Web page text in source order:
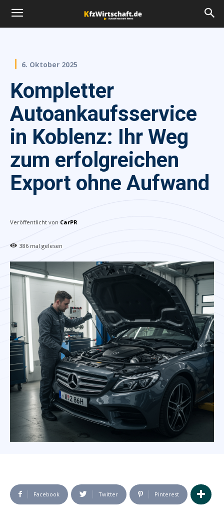
6. Oktober 2025
Kompletter
Autoankaufsservice
in Koblenz: Ihr Weg
zum erfolgreichen
Export ohne Aufwand
Veröffentlicht von CarPR
386 mal gelesen
Facebook Twitter Pinterest